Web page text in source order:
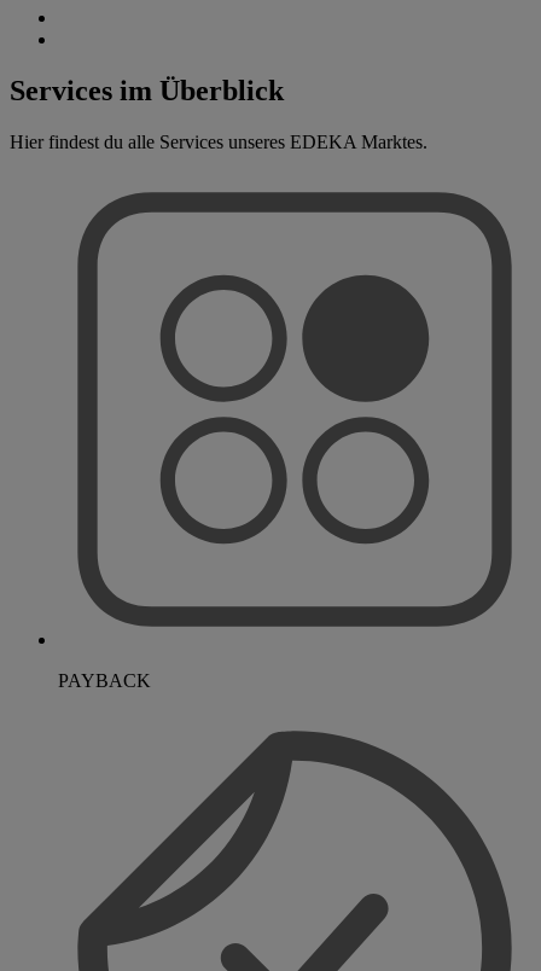
Services im Überblick
Hier findest du alle Services unseres EDEKA Marktes.
PAYBACK